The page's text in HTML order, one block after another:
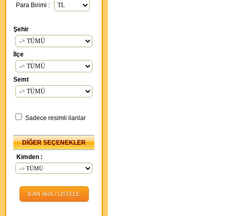
Para Birimi :
Şehir
İlçe
Semt
Sadece resimli ilanlar
DİĞER SEÇENEKLER
Kimden :